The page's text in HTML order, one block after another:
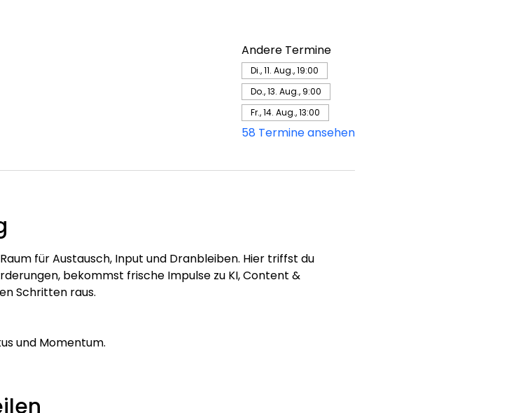
Andere Termine
Di., 11. Aug., 19:00
Do., 13. Aug., 9:00
Fr., 14. Aug., 13:00
58 Termine ansehen
für Austausch, Input und Dranbleiben. Hier triffst du
bekommst frische Impulse zu KI, Content &
Schritten raus.
und Momentum.